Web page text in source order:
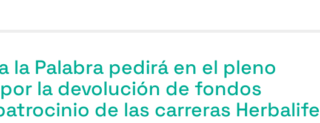
la Palabra pedirá en el pleno
la devolución de fondos
de las carreras Herbalife